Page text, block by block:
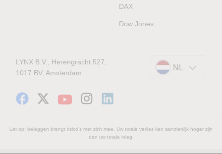
DAX
Dow Jones
LYNX B.V., Herengracht 527,
1017 BV, Amsterdam
NL
Let op: beleggen brengt risico's met zich mee. Uw totale verlies kan aanzienlijk hoger zijn
dan uw totale inleg.